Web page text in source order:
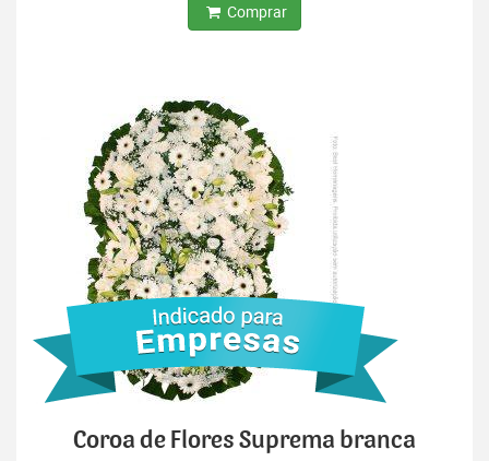
Comprar
Coroa de Flores Suprema branca